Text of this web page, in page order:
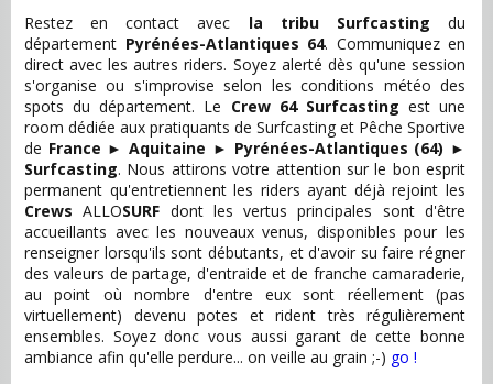
Restez en contact avec la tribu Surfcasting du
département Pyrénées-Atlantiques 64. Communiquez en
direct avec les autres riders. Soyez alerté dès qu'une session
s'organise ou s'improvise selon les conditions météo des
spots du département. Le Crew 64 Surfcasting est une
room dédiée aux pratiquants de Surfcasting et Pêche Sportive
de France ►Aquitaine ► Pyrénées-Atlantiques (64) ►
Surfcasting. Nous attirons votre attention sur le bon esprit
permanent qu'entretiennent les riders ayant déjà rejoint les
Crews ALLOSURF dont les vertus principales sont d'être
accueillants avec les nouveaux venus, disponibles pour les
renseigner lorsqu'ils sont débutants, et d'avoir su faire régner
des valeurs de partage, d'entraide et de franche camaraderie,
au point où nombre d'entre eux sont réellement (pas
virtuellement) devenu potes et rident très régulièrement
ensembles. Soyez donc vous aussi garant de cette bonne
ambiance afin qu'elle perdure... on veille au grain ;-) go !